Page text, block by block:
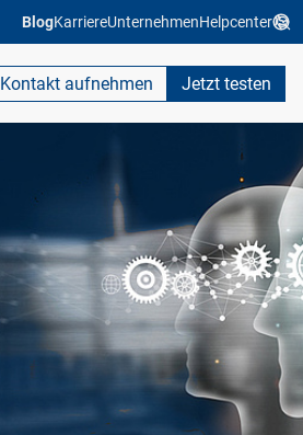
BlogKarriereUnternehmenHelpcenter
Kontakt aufnehmen Jetzt testen